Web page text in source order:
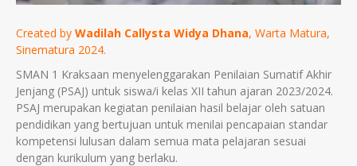
Created by Wadilah Callysta Widya Dhana, Warta Matura,
Sinematura 2024.
SMAN 1 Kraksaan menyelenggarakan Penilaian Sumatif Akhir
Jenjang (PSAJ) untuk siswa/i kelas XII tahun ajaran 2023/2024.
PSAJ merupakan kegiatan penilaian hasil belajar oleh satuan
pendidikan yang bertujuan untuk menilai pencapaian standar
kompetensi lulusan dalam semua mata pelajaran sesuai
dengan kurikulum yang berlaku.